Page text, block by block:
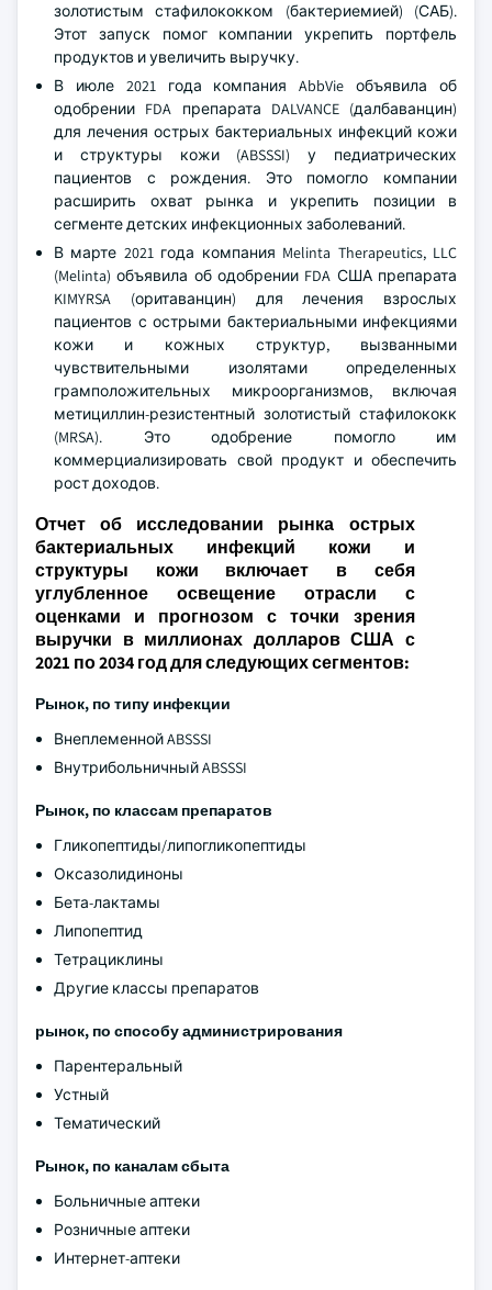
золотистым стафилококком (бактериемией) (САБ).
Этот запуск помог компании укрепить портфель
продуктов и увеличить выручку.
В июле 2021 года компания AbbVie объявила об
одобрении FDA препарата DALVANCE (далбаванцин)
для лечения острых бактериальных инфекций кожи
и структуры кожи (ABSSSI) у педиатрических
пациентов с рождения. Это помогло компании
расширить охват рынка и укрепить позиции в
сегменте детских инфекционных заболеваний.
В марте 2021 года компания Melinta Therapeutics, LLC
(Melinta) объявила об одобрении FDA США препарата
KIMYRSA (оритаванцин) для лечения взрослых
пациентов с острыми бактериальными инфекциями
кожи и кожных структур, вызванными
чувствительными изолятами определенных
грамположительных микроорганизмов, включая
метициллин-резистентный золотистый стафилококк
(MRSA). Это одобрение помогло им
коммерциализировать свой продукт и обеспечить
рост доходов.
Отчет об исследовании рынка острых
бактериальных инфекций кожи и
структуры кожи включает в себя
углубленное освещение отрасли с
оценками и прогнозом с точки зрения
выручки в миллионах долларов США с
2021 по 2034 год для следующих сегментов:
Рынок, по типу инфекции
Внеплеменной ABSSSI
Внутрибольничный ABSSSI
Рынок, по классам препаратов
Гликопептиды/липогликопептиды
Оксазолидиноны
Бета-лактамы
Липопептид
Тетрациклины
Другие классы препаратов
рынок, по способу администрирования
Парентеральный
Устный
Тематический
Рынок, по каналам сбыта
Больничные аптеки
Розничные аптеки
Интернет-аптеки